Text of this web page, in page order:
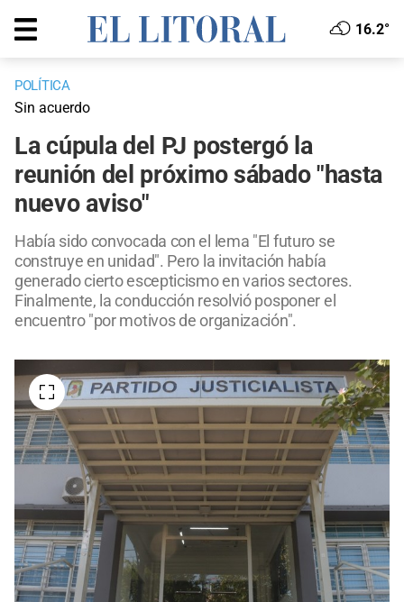
16.2°
POLÍTICA
Sin acuerdo
La cúpula del PJ postergó la
reunión del próximo sábado "hasta
nuevo aviso"
Había sido convocada con el lema "El futuro se
construye en unidad". Pero la invitación había
generado cierto escepticismo en varios sectores.
Finalmente, la conducción resolvió posponer el
encuentro "por motivos de organización".